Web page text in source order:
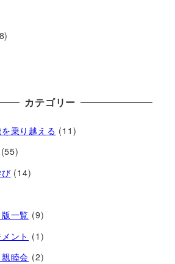
カテゴリー
乗り越える (11)
(55)
(14)
一覧 (9)
ント (1)
睦会 (2)